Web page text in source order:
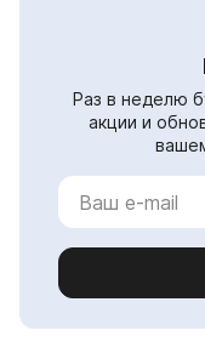
Раз в неделю
акции и